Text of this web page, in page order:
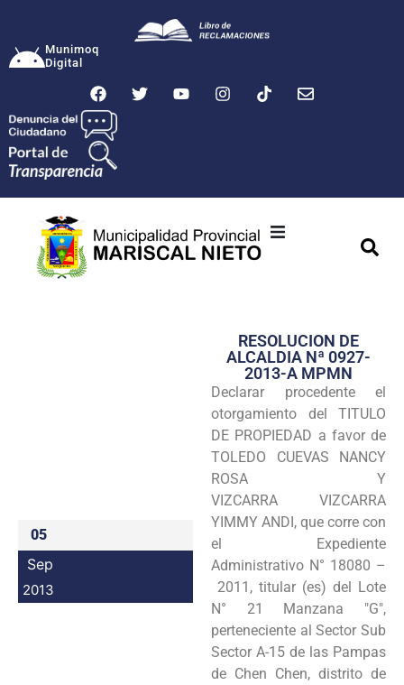
Munimoq
Digital
Transparencia
Seguridad
Programas
Intranet
05
Sep
2013
RESOLUCION DE
ALCALDIA Nª 0927-
2013-A MPMN
Declarar procedente el
otorgamiento del TITULO
DE PROPIEDAD a favor de
TOLEDO CUEVAS NANCY
ROSA Y
VIZCARRA VIZCARRA
YIMMY ANDI, que corre con
el Expediente
Administrativo N° 18080 –
2011, titular (es) del Lote
N° 21 Manzana "G",
perteneciente al Sector Sub
Sector A-15 de las Pampas
de Chen Chen, distrito de